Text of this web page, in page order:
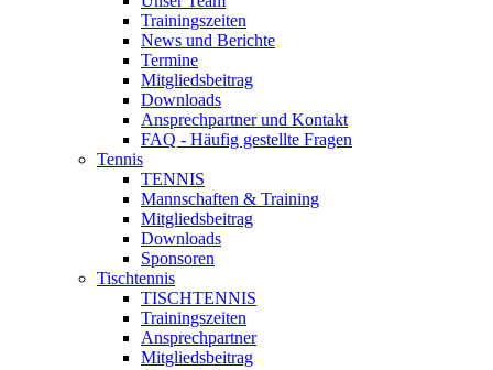
Trainingszeiten
News und Berichte
Termine
Mitgliedsbeitrag
Downloads
Ansprechpartner und Kontakt
FAQ - Häufig gestellte Fragen
Tennis
TENNIS
Mannschaften & Training
Mitgliedsbeitrag
Downloads
Sponsoren
Tischtennis
TISCHTENNIS
Trainingszeiten
Ansprechpartner
Mitgliedsbeitrag